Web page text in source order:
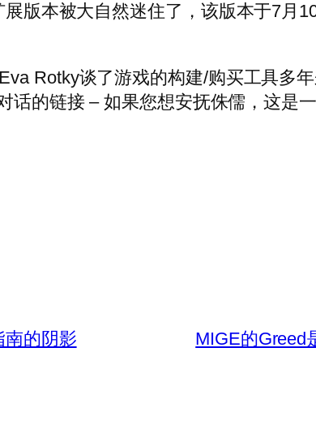
展版本被大自然迷住了，该版本于7
Rotky谈了游戏的构建/购买工具多
话的链接 – 如果您想安抚侏儒，这是一
南的阴影 MIGE的Greed